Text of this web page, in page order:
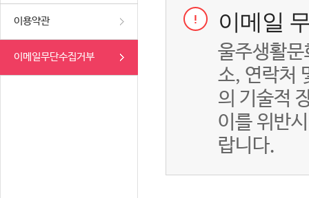
이용약관
이메일무단수집거부
이메일
울주생활
소, 연락처
의 기술적
이를 위반
랍니다.